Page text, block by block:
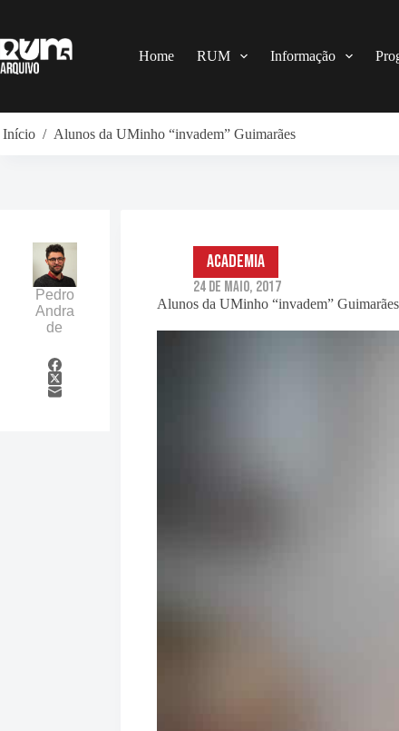
o
conteúdo
Home RUM Informação
Início / Alunos da UMinho “invadem” Guimarães
Alunos da UMinho “invadem” Guimarães
Academia
24 de Maio, 2017
Pedro
Andra
de